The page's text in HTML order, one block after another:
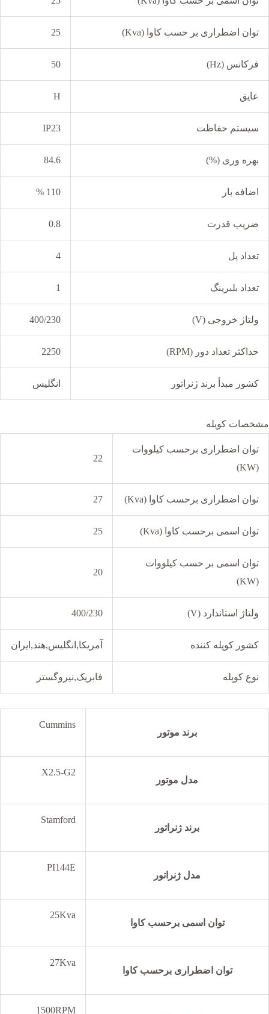
توان اضطراری بر حسب کاوا (Kva) 25
فرکانس (Hz) 50
عایق H
سیستم حفاظت IP23
بهره وری (%) 84.6
اضافه بار 110 %
ضریب قدرت 0.8
تعداد پل 4
تعداد بلبرینگ 1
ولتاژ خروجی (V) 400/230
حداکثر تعداد دور (RPM) 2250
کشور مبدأ برند ژنراتور انگلیس
مشخصات کویله
توان اضطراری برحسب کیلووات
(KW)
22
توان اضطراری برحسب کاوا (Kva) 27
توان اسمی برحسب کاوا (Kva) 25
توان اسمی بر حسب کیلووات
(KW)
20
ولتاژ استاندارد (V) 400/230
کشور کوپله کننده آمریکا,انگلیس,هند,ایران
نوع کوپله فابریک,نیروگستر
برند موتور
Cummins
مدل موتور
X2.5-G2
برند ژنراتور
Stamford
مدل ژنراتور
PI144E
توان اسمی برحسب کاوا
25Kva
توان اضطراری برحسب کاوا
27Kva
1500RPM